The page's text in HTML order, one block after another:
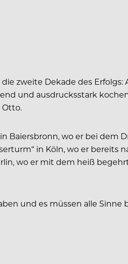
zweite Dekade des Erfolgs:
und ausdrucksstark
Otto.
Baiersbronn, wo er bei dem
in Köln, wo er bereits
wo er mit dem heiß
und es müssen alle Sinne